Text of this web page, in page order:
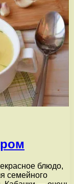
блюдо,
семейного